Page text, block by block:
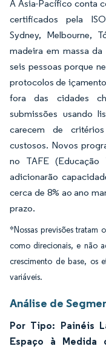
A Ásia-Pacífico conta
certificados pela
Sydney, Melbourne,
madeira em massa
seis pessoas porque
protocolos de
fora das cidades
submissões usando
carecem de
custosos. Novos
no TAFE (Educação
adicionarão
cerca de 8% ao ano
prazo.
*Nossas previsões tratam
como direcionais, e não
crescimento de base, os
variáveis.
Análise de
Por Tipo: Painéis
Espaço à Medida